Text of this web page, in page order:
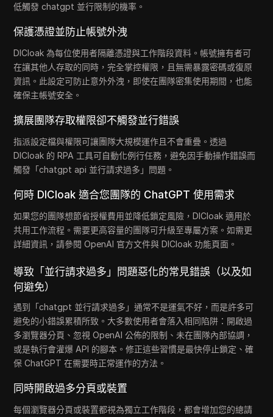
低觸發 chatgpt 並行限制的機率。
保護憑證並防止帳號外洩
DICloak 為每位使用者隔離憑證與工作階段資料。帳號擁有者可
在讓其他人存取的同時，完全掌控權限，且無需暴露密碼或復原
資訊。此設定可防止意外外洩，即使在團隊密集使用期間，也能
確保主帳號安全。
擴展團隊存取權限卻不觸發並行錯誤
指派設定檔與權限可讓團隊大規模運作且不會重疊。透過
DICloak 的 RPA 工具可自動化例行任務，避免因手動操作錯誤而
觸發「chatgpt api 並行請求過多」問題。
何時 DICloak 適合您團隊的 ChatGPT 使用需求
如果您的團隊想節省授權費用並降低鎖定風險，DICloak 適用於
共用工作流程。需要更高容量的團隊可升級至專屬方案。如需更
詳細資訊，請參閱 OpenAI 官方文件與 DICloak 功能頁面。
導致「並行請求過多」問題惡化的常見錯誤（以及如
何避免）
遇到「chatgpt 並行請求過多」通常不是運氣不好，而是許多可
避免的小錯誤累積所致。大多數使用者會落入相同陷阱：開啟過
多瀏覽器分頁、忽視 OpenAI 公佈的限制、未在團隊內部協調，
或是執行會灌爆 API 的腳本。修正這些習慣是最快停止鎖定、確
保 ChatGPT 在需要時正常運作的方法。
同時開啟過多分頁或裝置
每個瀏覽器分頁或裝置都視為獨立工作階段，都會增加您的總請